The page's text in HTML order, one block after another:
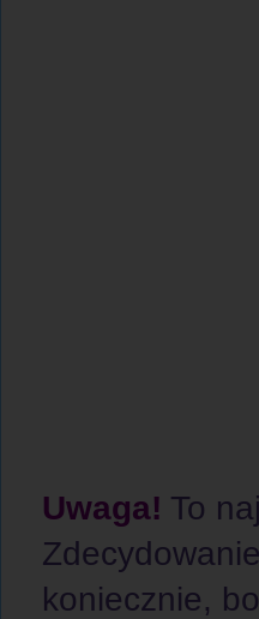
Uwaga! To
koniecznie,